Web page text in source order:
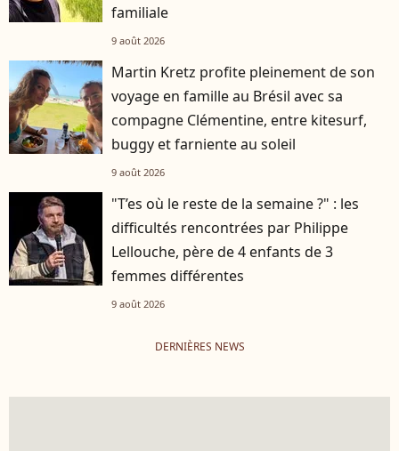
familiale
9 août 2026
Martin Kretz profite pleinement de son
voyage en famille au Brésil avec sa
compagne Clémentine, entre kitesurf,
buggy et farniente au soleil
9 août 2026
"T’es où le reste de la semaine ?" : les
difficultés rencontrées par Philippe
Lellouche, père de 4 enfants de 3
femmes différentes
9 août 2026
DERNIÈRES NEWS